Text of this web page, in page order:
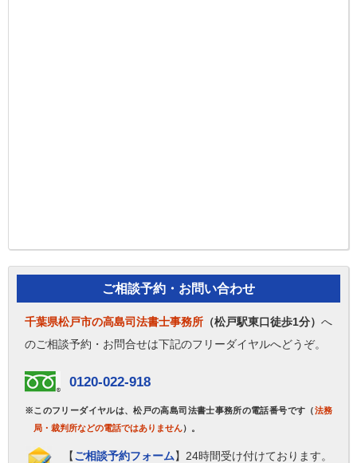
ご相談予約・お問い合わせ
千葉県松戸市の高島司法書士事務所 （松戸駅東口徒歩1分） へ
のご相談予約・お問合せは下記のフリーダイヤルへどうぞ。
0120-022-918
※このフリーダイヤルは、松戸の高島司法書士事務所の電話番号です（法務
局・裁判所などの電話ではありません）。
【ご相談予約フォーム】24時間受け付けております。